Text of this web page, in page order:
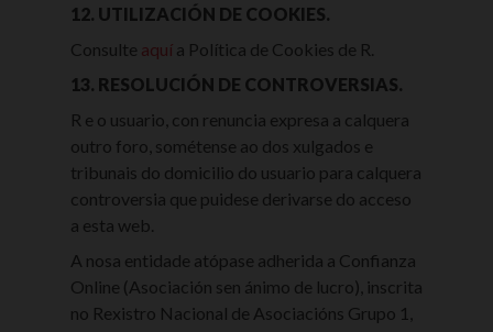
12. UTILIZACIÓN DE COOKIES.
Consulte aquí a Política de Cookies de R.
13. RESOLUCIÓN DE CONTROVERSIAS.
R e o usuario, con renuncia expresa a calquera
outro foro, sométense ao dos xulgados e
tribunais do domicilio do usuario para calquera
controversia que puidese derivarse do acceso
a esta web.
A nosa entidade atópase adherida a Confianza
Online (Asociación sen ánimo de lucro), inscrita
no Rexistro Nacional de Asociacións Grupo 1,